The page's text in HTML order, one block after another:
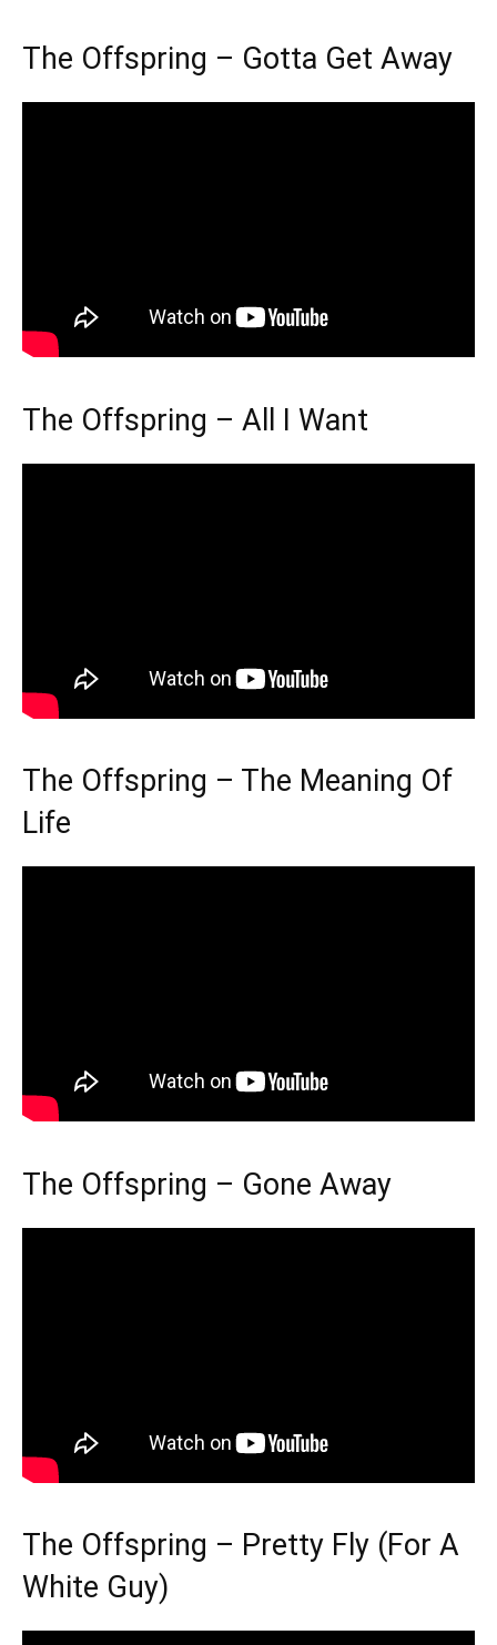
The Offspring – Gotta Get Away
The Offspring – All I Want
The Offspring – The Meaning Of
Life
The Offspring – Gone Away
The Offspring – Pretty Fly (For A
White Guy)